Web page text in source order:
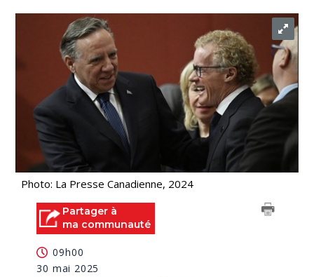
Photo: La Presse Canadienne, 2024
Partager à
ma communauté
09h00
30 mai 2025